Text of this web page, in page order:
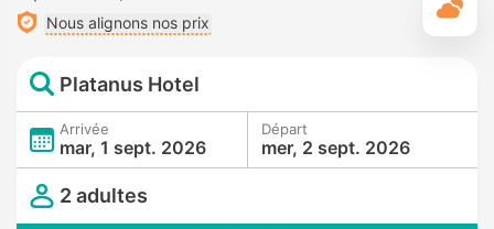
Nous alignons nos prix
Platanus Hotel
Arrivée
mar, 1 sept. 2026
Départ
mer, 2 sept. 2026
2 adultes